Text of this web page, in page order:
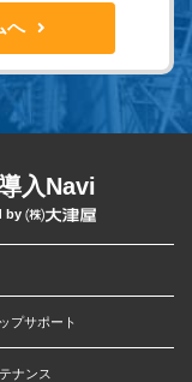
へ
入Navi
by
プサポート
ナンス